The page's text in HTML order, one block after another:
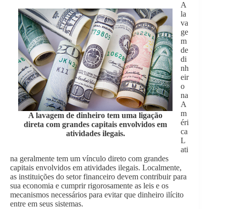
A lavagem de dinheiro tem uma ligação
direta com grandes capitais envolvidos em
atividades ilegais.
A
la
va
ge
m
de
di
nh
eir
o
na
A
m
éri
ca
L
ati
na geralmente tem um vínculo direto com grandes
capitais envolvidos em atividades ilegais. Localmente,
as instituições do setor financeiro devem contribuir para
sua economia e cumprir rigorosamente as leis e os
mecanismos necessários para evitar que dinheiro ilícito
entre em seus sistemas.